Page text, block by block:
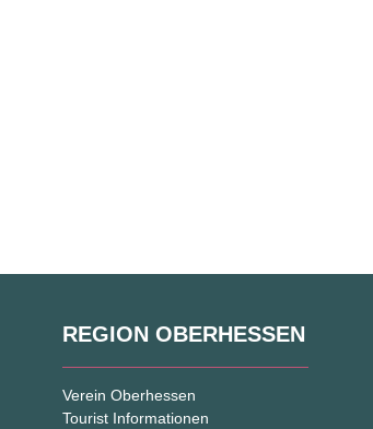
REGION OBERHESSEN
Verein Oberhessen
Tourist Informationen